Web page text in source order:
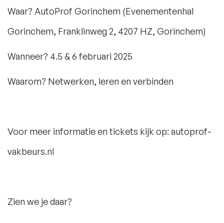
Waar? AutoProf Gorinchem (Evenementenhal
Gorinchem, Franklinweg 2, 4207 HZ, Gorinchem)
Wanneer? 4.5 & 6 februari 2025
Waarom? Netwerken, leren en verbinden
Voor meer informatie en tickets kijk op: autoprof-
vakbeurs.nl
Zien we je daar?